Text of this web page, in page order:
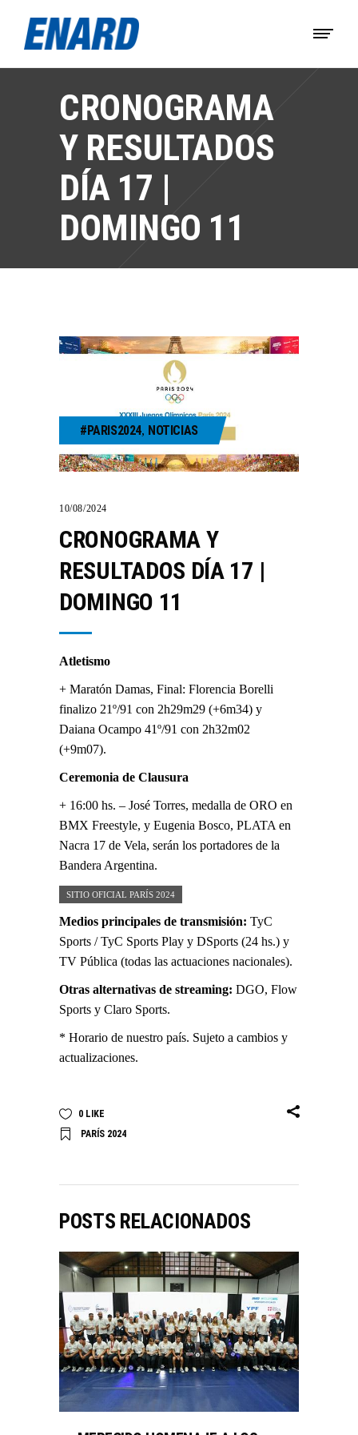
CRONOGRAMA
Y RESULTADOS
DÍA 17 |
DOMINGO 11
#PARIS2024, NOTICIAS
10/08/2024
CRONOGRAMA Y
RESULTADOS DÍA 17 |
DOMINGO 11
Atletismo
+ Maratón Damas, Final: Florencia Borelli
finalizo 21º/91 con 2h29m29 (+6m34) y
Daiana Ocampo 41º/91 con 2h32m02
(+9m07).
Ceremonia de Clausura
+ 16:00 hs. – José Torres, medalla de ORO en
BMX Freestyle, y Eugenia Bosco, PLATA en
Nacra 17 de Vela, serán los portadores de la
Bandera Argentina.
SITIO OFICIAL PARÍS 2024
Medios principales de transmisión: TyC
Sports / TyC Sports Play y DSports (24 hs.) y
TV Pública (todas las actuaciones nacionales).
Otras alternativas de streaming: DGO, Flow
Sports y Claro Sports.
* Horario de nuestro país. Sujeto a cambios y
actualizaciones.
0 LIKE
PARÍS 2024
POSTS RELACIONADOS